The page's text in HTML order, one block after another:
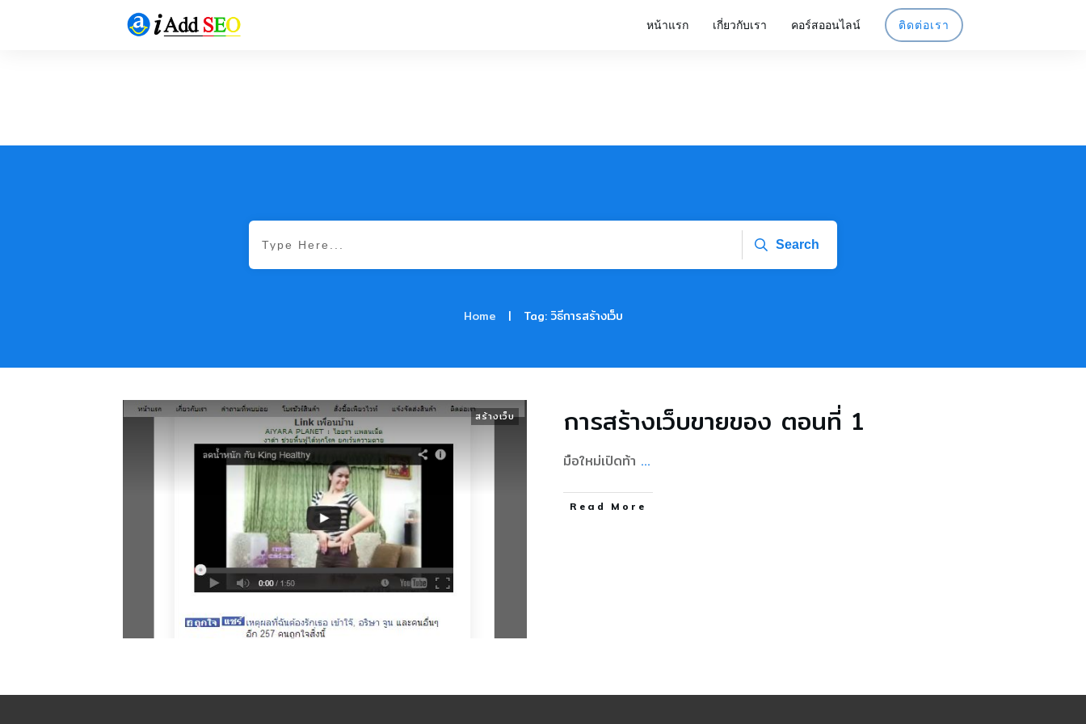
หน้าแรก เกี่ยวกับเรา คอร์สออนไลน์ ติดต่อเรา
Search
Home | Tag: วิธีการสร้างเว็บ
สร้างเว็บ การสร้างเว็บขายของ ตอนที่ 1
มือใหม่เปิดท้า ...
Read More